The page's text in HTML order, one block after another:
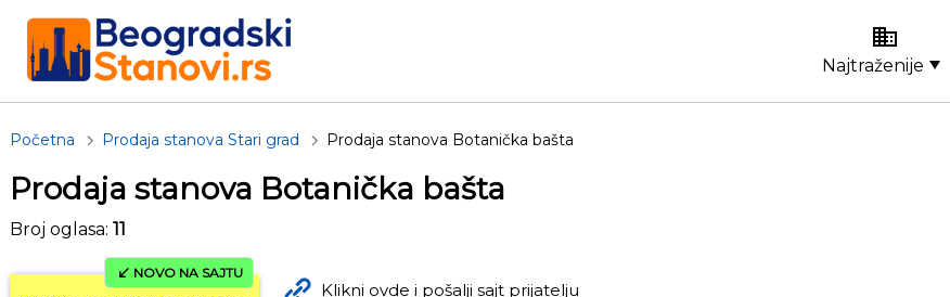
Najtraženije
Početna Prodaja stanova Stari grad Prodaja stanova Botanička bašta
Prodaja stanova Botanička bašta
Broj oglasa: 11
NOVO NA SAJTU
Klikni ovde i pošalji sajt prijatelju